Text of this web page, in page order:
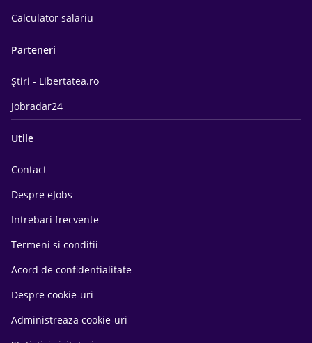
Calculator salariu
Parteneri
Știri - Libertatea.ro
Jobradar24
Utile
Contact
Despre eJobs
Intrebari frecvente
Termeni si conditii
Acord de confidentialitate
Despre cookie-uri
Administreaza cookie-uri